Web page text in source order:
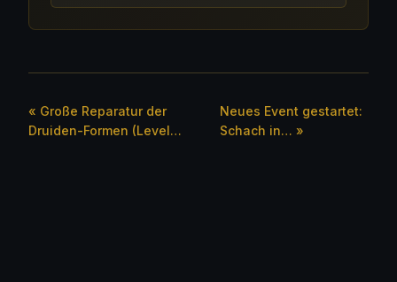
« Große Reparatur der
Druiden-Formen (Level…
Neues Event gestartet:
Schach in… »